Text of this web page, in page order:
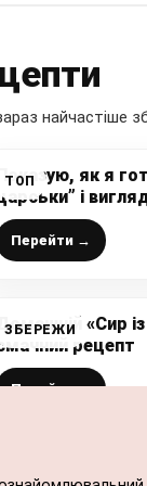
найчастіше
ТОП
як я
і
справжнє свято:
вдалий
Перейти →
ЗБЕРЕЖИ
Домашній «Сир
рецепт
Перейти →